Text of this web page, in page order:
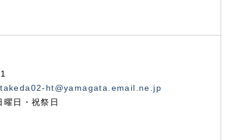
takeda02-ht@yamagata.email.ne.jp
日・祝祭日